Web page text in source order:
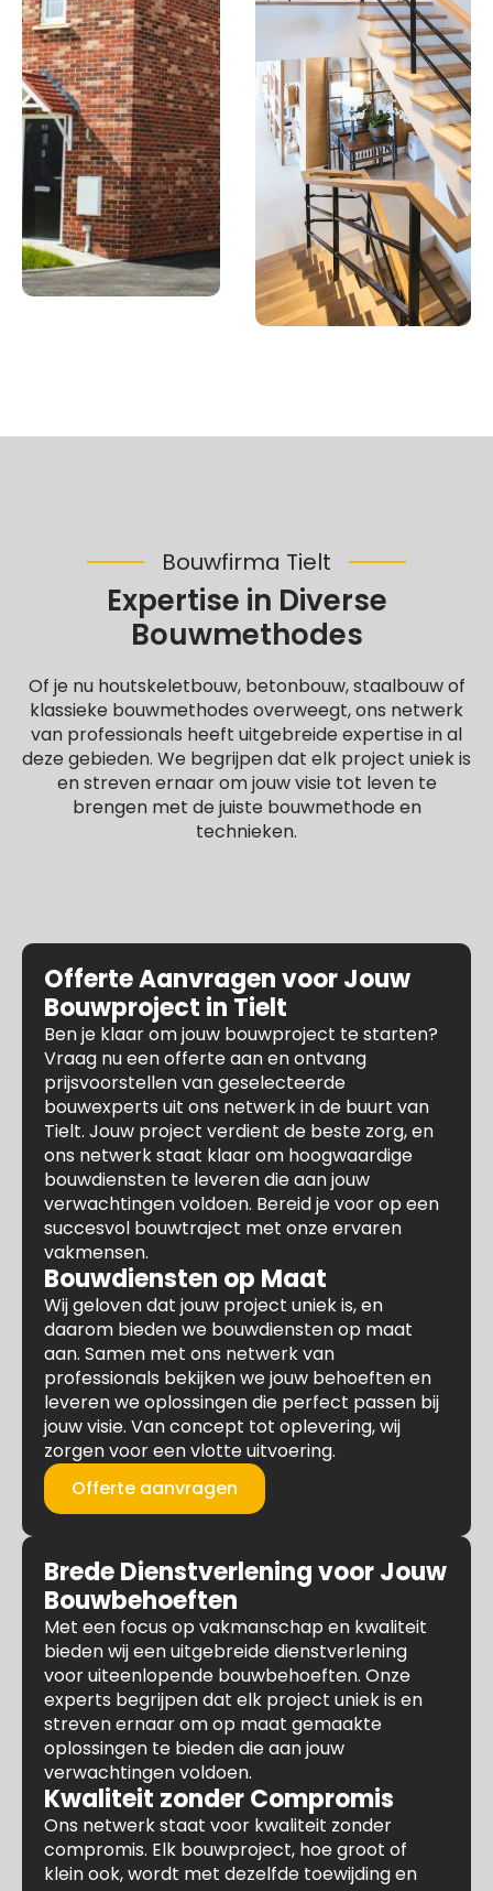
Bouwfirma Tielt
Expertise in Diverse
Bouwmethodes
Of je nu houtskeletbouw, betonbouw, staalbouw of
klassieke bouwmethodes overweegt, ons netwerk
van professionals heeft uitgebreide expertise in al
deze gebieden. We begrijpen dat elk project uniek is
en streven ernaar om jouw visie tot leven te
brengen met de juiste bouwmethode en
technieken.
Offerte Aanvragen voor Jouw
Bouwproject in Tielt
Ben je klaar om jouw bouwproject te starten?
Vraag nu een offerte aan en ontvang
prijsvoorstellen van geselecteerde
bouwexperts uit ons netwerk in de buurt van
Tielt. Jouw project verdient de beste zorg, en
ons netwerk staat klaar om hoogwaardige
bouwdiensten te leveren die aan jouw
verwachtingen voldoen. Bereid je voor op een
succesvol bouwtraject met onze ervaren
vakmensen.
Bouwdiensten op Maat
Wij geloven dat jouw project uniek is, en
daarom bieden we bouwdiensten op maat
aan. Samen met ons netwerk van
professionals bekijken we jouw behoeften en
leveren we oplossingen die perfect passen bij
jouw visie. Van concept tot oplevering, wij
zorgen voor een vlotte uitvoering.
Offerte aanvragen
Brede Dienstverlening voor Jouw
Bouwbehoeften
Met een focus op vakmanschap en kwaliteit
bieden wij een uitgebreide dienstverlening
voor uiteenlopende bouwbehoeften. Onze
experts begrijpen dat elk project uniek is en
streven ernaar om op maat gemaakte
oplossingen te bieden die aan jouw
verwachtingen voldoen.
Kwaliteit zonder Compromis
Ons netwerk staat voor kwaliteit zonder
compromis. Elk bouwproject, hoe groot of
klein ook, wordt met dezelfde toewijding en